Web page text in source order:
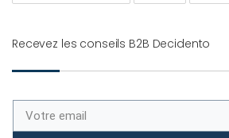
Recevez les conseils B2B Decidento